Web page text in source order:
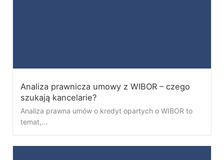
Analiza prawnicza umowy z WIBOR – czego
szukają kancelarie?
Analiza prawna umów o kredyt opartych o WIBOR to
temat,...